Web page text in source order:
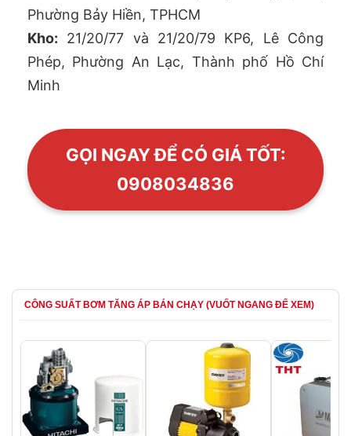
Phường Bảy Hiền, TPHCM
Kho: 21/20/77 và 21/20/79 KP6, Lê Công
Phép, Phường An Lạc, Thành phố Hồ Chí
Minh
GỌI NGAY ĐỂ CÓ GIÁ TỐT:
0908034836
CÔNG SUẤT BƠM TĂNG ÁP BÁN CHẠY (VUỐT NGANG ĐỂ XEM)